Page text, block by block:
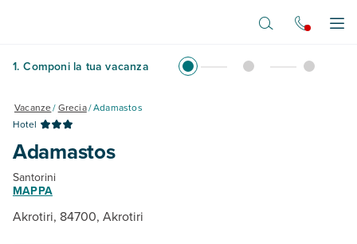
1. Componi la tua vacanza
Vacanze/Grecia/Adamastos
Hotel
Adamastos
Santorini
MAPPA
Akrotiri, 84700, Akrotiri